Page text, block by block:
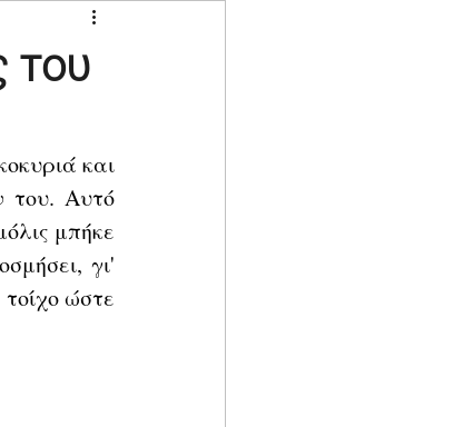
του
και
του. Αυτό
μπήκε
γι'
ώστε